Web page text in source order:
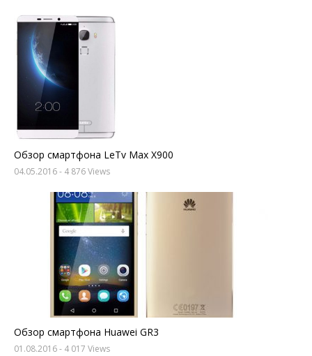
Обзор смартфона LeTv Max X900
04.05.2016- 4 876 Views
Обзор смартфона Huawei GR3
01.08.2016- 4 017 Views